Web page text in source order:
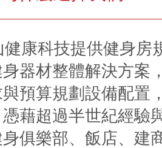
康科技提供健身房
器材整體解決方案
預算規劃設備配置
藉超過半世紀經驗
俱樂部、飯店、建